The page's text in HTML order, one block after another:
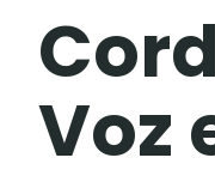
Voz